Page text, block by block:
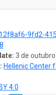
9fd2-
3 de
Hellenic Center
4.0